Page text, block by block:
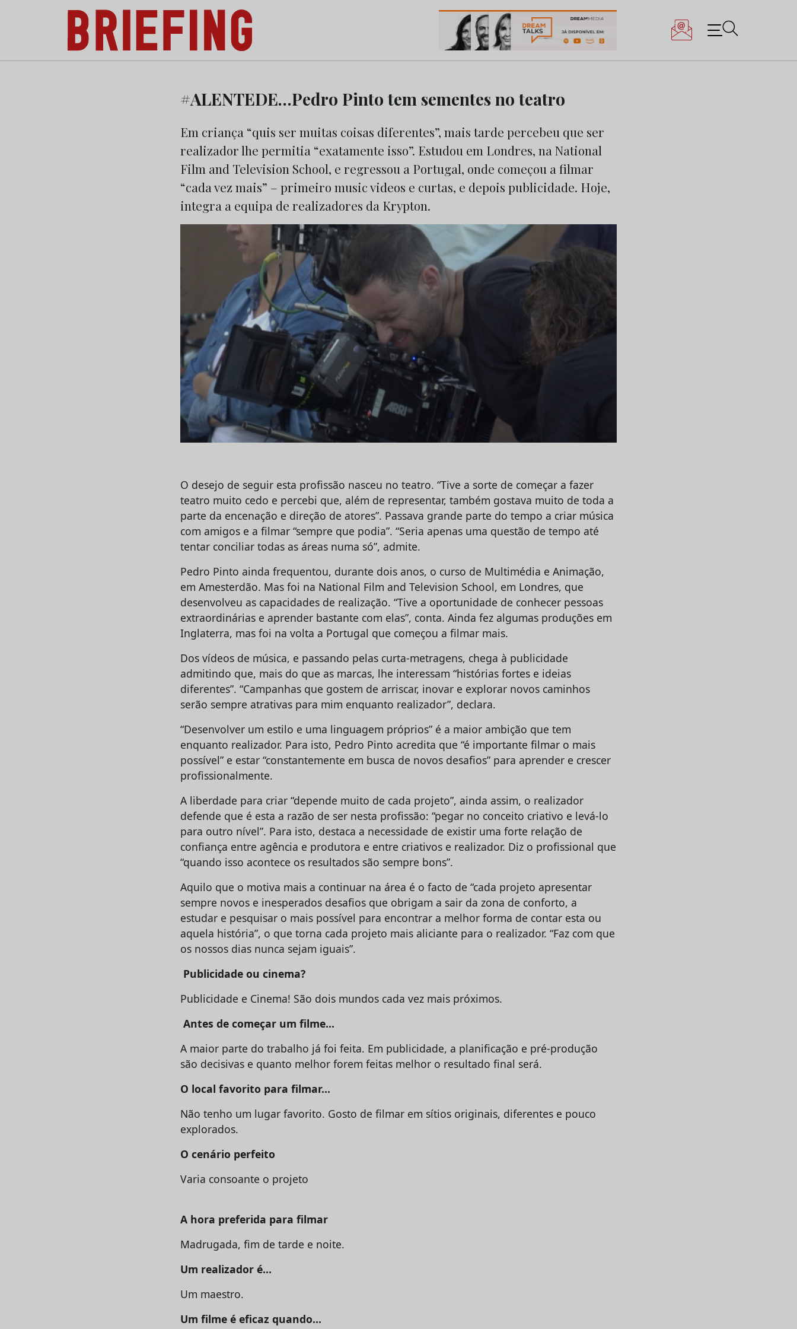
Briefing: Todas as notícias sobre os negócios do Marketing e da Publicidade
#ALENTEDE…Pedro Pinto tem sementes no teatro
Em criança “quis ser muitas coisas diferentes”, mais tarde percebeu que ser
realizador lhe permitia “exatamente isso”. Estudou em Londres, na National
Film and Television School, e regressou a Portugal, onde começou a filmar
“cada vez mais” – primeiro music videos e curtas, e depois publicidade. Hoje,
integra a equipa de realizadores da Krypton.
O desejo de seguir esta profissão nasceu no teatro. “Tive a sorte de começar a fazer
teatro muito cedo e percebi que, além de representar, também gostava muito de toda a
parte da encenação e direção de atores”. Passava grande parte do tempo a criar música
com amigos e a filmar “sempre que podia”. “Seria apenas uma questão de tempo até
tentar conciliar todas as áreas numa só”, admite.
Pedro Pinto ainda frequentou, durante dois anos, o curso de Multimédia e Animação,
em Amesterdão. Mas foi na National Film and Television School, em Londres, que
desenvolveu as capacidades de realização. “Tive a oportunidade de conhecer pessoas
extraordinárias e aprender bastante com elas”, conta. Ainda fez algumas produções em
Inglaterra, mas foi na volta a Portugal que começou a filmar mais.
Dos vídeos de música, e passando pelas curta-metragens, chega à publicidade
admitindo que, mais do que as marcas, lhe interessam “histórias fortes e ideias
diferentes”. “Campanhas que gostem de arriscar, inovar e explorar novos caminhos
serão sempre atrativas para mim enquanto realizador”, declara.
“Desenvolver um estilo e uma linguagem próprios” é a maior ambição que tem
enquanto realizador. Para isto, Pedro Pinto acredita que “é importante filmar o mais
possível” e estar “constantemente em busca de novos desafios” para aprender e crescer
profissionalmente.
A liberdade para criar “depende muito de cada projeto”, ainda assim, o realizador
defende que é esta a razão de ser nesta profissão: “pegar no conceito criativo e levá-lo
para outro nível”. Para isto, destaca a necessidade de existir uma forte relação de
confiança entre agência e produtora e entre criativos e realizador. Diz o profissional que
“quando isso acontece os resultados são sempre bons”.
Aquilo que o motiva mais a continuar na área é o facto de “cada projeto apresentar
sempre novos e inesperados desafios que obrigam a sair da zona de conforto, a
estudar e pesquisar o mais possível para encontrar a melhor forma de contar esta ou
aquela história”, o que torna cada projeto mais aliciante para o realizador. “Faz com que
os nossos dias nunca sejam iguais”.
Publicidade ou cinema?
Publicidade e Cinema! São dois mundos cada vez mais próximos.
Antes de começar um filme…
A maior parte do trabalho já foi feita. Em publicidade, a planificação e pré-produção
são decisivas e quanto melhor forem feitas melhor o resultado final será.
O local favorito para filmar…
Não tenho um lugar favorito. Gosto de filmar em sítios originais, diferentes e pouco
explorados.
O cenário perfeito
Varia consoante o projeto
A hora preferida para filmar
Madrugada, fim de tarde e noite.
Um realizador é…
Um maestro.
Um filme é eficaz quando…